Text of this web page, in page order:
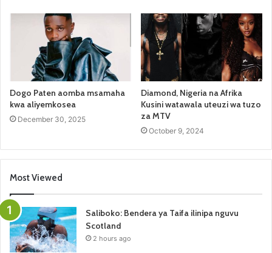
Dogo Paten aomba msamaha
kwa aliyemkosea
December 30, 2025
Diamond, Nigeria na Afrika
Kusini watawala uteuzi wa tuzo
za MTV
October 9, 2024
Most Viewed
Saliboko: Bendera ya Taifa ilinipa nguvu
Scotland
2 hours ago